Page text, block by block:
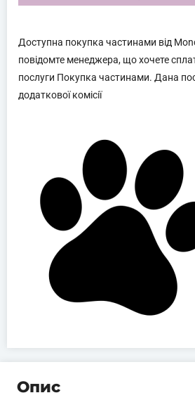
Доступна покупка частинами від
повідомте менеджера, що хочете
послуги Покупка частинами. Дана
додаткової комісії
Опис